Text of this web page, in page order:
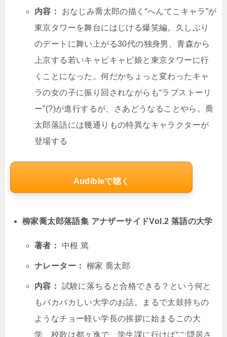
内容：
おなじみ喬太郎の描く“へんてこキャラ”が
東京タワーを舞台にはじける爆笑編。久しぶり
のデートに舞い上がる30代の独身男、青森から
上京する若いキャピキャピ娘と東京タワーに行
くことになった。何だかちょっと変わったキャ
ラの女の子に振り回されながらも“ラブストーリ
ー”(?)が進行するが、さあどうなることやら。喬
太郎落語には幾通りもの特異なキャラクターが
登場する
Audibleで聴く
柳家喬太郎落語集 アナザーサイドVol.2 落語の大学
著者： 中根 篤
ナレーター： 柳家 喬太郎
内容：
試験に落ちると合格できる？という何と
もバカバカしい大学のお話。まるで太鼓持ちの
ようなチョー軽い学長の挨拶に始まるこの大
学、校歌は都々逸で、学生課に行けば“ご隠居さ